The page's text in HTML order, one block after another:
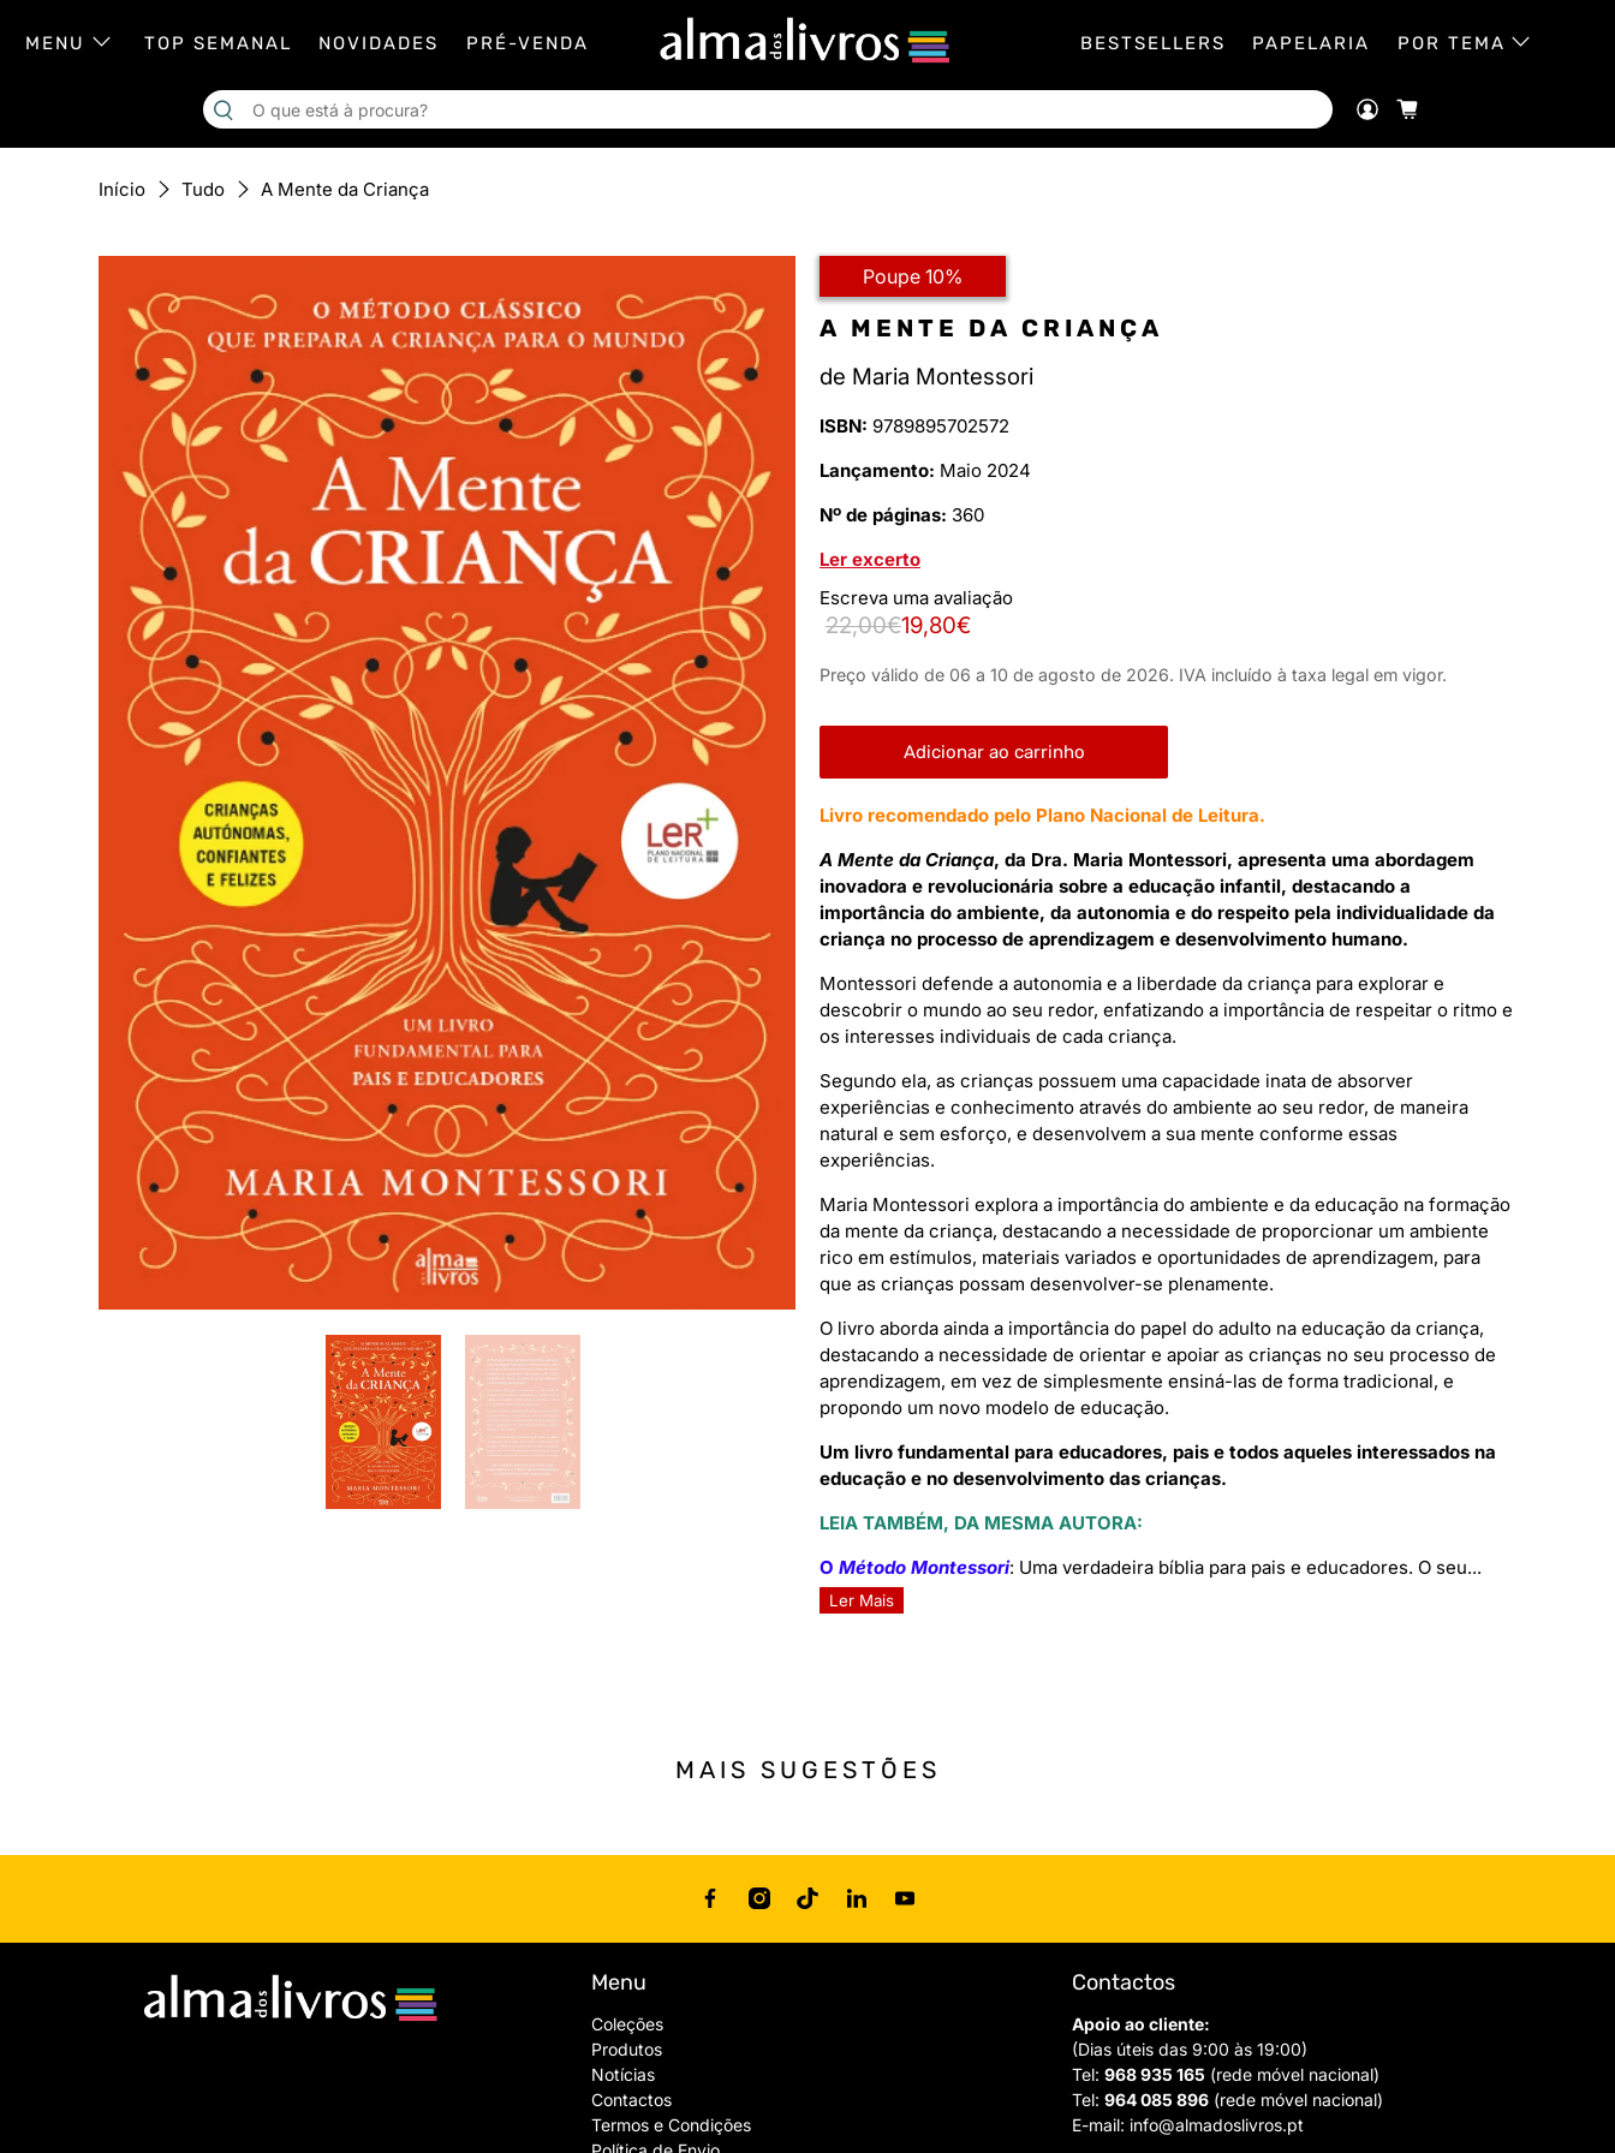
MENU TOP SEMANAL NOVIDADES PRÉ-VENDA BESTSELLERS PAPELARIA POR TEMA
Início Tudo A Mente da Criança
Poupe 10%
A MENTE DA CRIANÇA
de Maria Montessori
ISBN: 9789895702572
Lançamento: Maio 2024
Nº de páginas: 360
Ler excerto
Escreva uma avaliação
19,80€
22,00€
Preço válido de 06 a 10 de agosto de 2026. IVA incluído à taxa legal em vigor.
Adicionar ao carrinho
Livro recomendado pelo Plano Nacional de Leitura.
A Mente da Criança, da Dra. Maria Montessori, apresenta uma abordagem
inovadora e revolucionária sobre a educação infantil, destacando a
importância do ambiente, da autonomia e do respeito pela individualidade da
criança no processo de aprendizagem e desenvolvimento humano.
Montessori defende a autonomia e a liberdade da criança para explorar e
descobrir o mundo ao seu redor, enfatizando a importância de respeitar o ritmo e
os interesses individuais de cada criança.
Segundo ela, as crianças possuem uma capacidade inata de absorver
experiências e conhecimento através do ambiente ao seu redor, de maneira
natural e sem esforço, e desenvolvem a sua mente conforme essas
experiências.
Maria Montessori explora a importância do ambiente e da educação na formação
da mente da criança, destacando a necessidade de proporcionar um ambiente
rico em estímulos, materiais variados e oportunidades de aprendizagem, para
que as crianças possam desenvolver-se plenamente.
O livro aborda ainda a importância do papel do adulto na educação da criança,
destacando a necessidade de orientar e apoiar as crianças no seu processo de
aprendizagem, em vez de simplesmente ensiná-las de forma tradicional, e
propondo um novo modelo de educação.
Um livro fundamental para educadores, pais e todos aqueles interessados na
educação e no desenvolvimento das crianças.
LEIA TAMBÉM, DA MESMA AUTORA:
O Método Montessori: Uma verdadeira bíblia para pais e educadores. O seu...
Ler Mais
MAIS SUGESTÕES
Menu
Coleções
Produtos
Notícias
Contactos
Termos e Condições
Contactos
Apoio ao cliente:
(Dias úteis das 9:00 às 19:00)
Tel: 968 935 165 (rede móvel nacional)
Tel: 964 085 896 (rede móvel nacional)
E-mail: info@almadoslivros.pt